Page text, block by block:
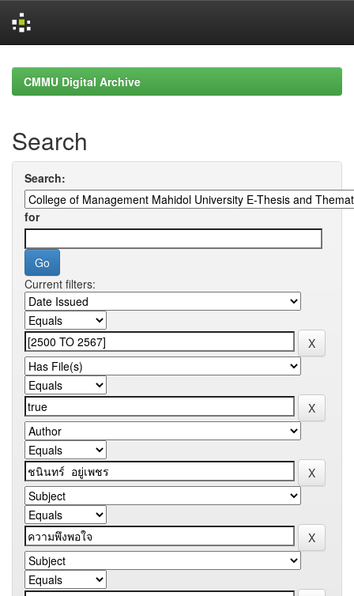
navigationCMMU Digital Archive
Search
Search:
for
Current filters: